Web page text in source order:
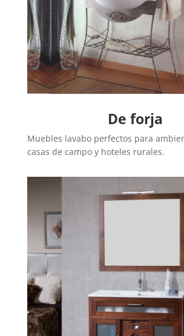
De forja
Muebles lavabo perfectos para
casas de campo y hoteles rurales.